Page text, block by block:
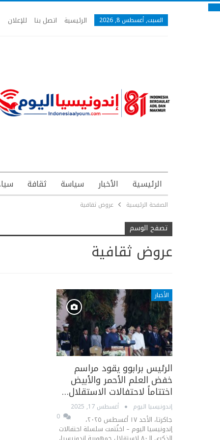
السبت, أغسطس 8, 2026 الرئيسية اتصل بنا للإعلان
الرئيسية الأخبار سياسة ثقافة
الصفحة الرئيسية عروض ثقافية
تصفح الوسم
عروض ثقافية
الأخبار
الرئيس برابوو يقود مراسم
خفض العلم الأحمر والأبيض
اختتاماً لاحتفالات الاستقلال…
إندونيسيا اليوم
أغسطس 17, 2025
جاكرتا، الأحد ١٧ أغسطس ٢٠٢٥،
إندونيسيا اليوم – اختُتمت سلسلة احتفالات